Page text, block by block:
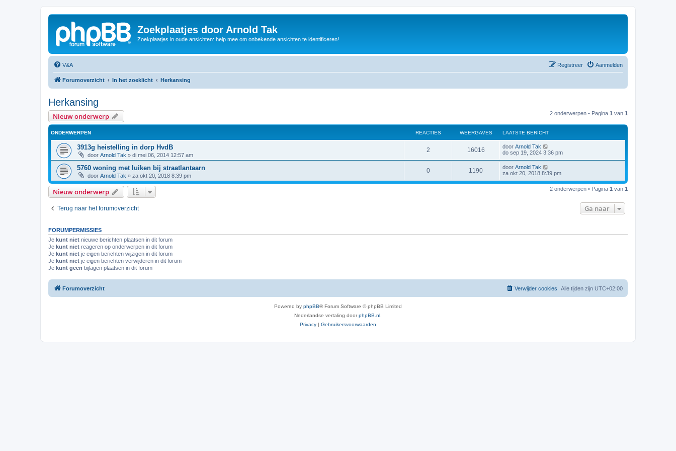
Zoekplaatjes door Arnold Tak
Zoekplaatjes in oude ansichten: help mee om onbekende ansichten te identificeren!
V&A Aanmelden
Registreer
Forumoverzicht In het zoeklicht Herkansing
Herkansing
Nieuw onderwerp 2 onderwerpen • Pagina 1 van 1
ONDERWERPEN REACTIES WEERGAVES LAATSTE BERICHT
3913g heistelling in dorp HvdB
door Arnold Tak » di mei 06, 2014 12:57 am
2 16016 door Arnold Tak
do sep 19, 2024 3:36 pm
5760 woning met luiken bij straatlantaarn
door Arnold Tak » za okt 20, 2018 8:39 pm
0 1190 door Arnold Tak
za okt 20, 2018 8:39 pm
Nieuw onderwerp 2 onderwerpen • Pagina 1 van 1
Terug naar het forumoverzicht Ga naar
FORUMPERMISSIES
Je kunt niet nieuwe berichten plaatsen in dit forum
Je kunt niet reageren op onderwerpen in dit forum
Je kunt niet je eigen berichten wijzigen in dit forum
Je kunt niet je eigen berichten verwijderen in dit forum
Je kunt geen bijlagen plaatsen in dit forum
Forumoverzicht Alle tijden zijn UTC+02:00
Verwijder cookies
Powered by phpBB® Forum Software © phpBB Limited
Nederlandse vertaling doorphpBB.nl
Privacy | Gebruikersvoorwaarden